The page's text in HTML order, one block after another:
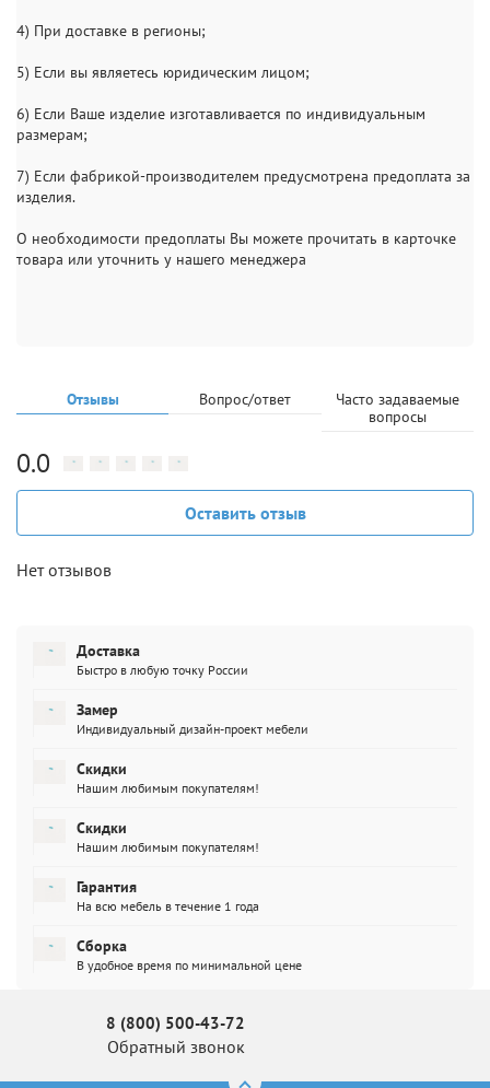
4) При доставке в регионы;
5) Если вы являетесь юридическим лицом;
6) Если Ваше изделие изготавливается по индивидуальным
размерам;
7) Если фабрикой-производителем предусмотрена предоплата за
изделия.
О необходимости предоплаты Вы можете прочитать в карточке
товара или уточнить у нашего менеджера
Отзывы Вопрос/ответ
Часто задаваемые
вопросы
Нет отзывов
0.0
Оставить отзыв
Доставка
Быстро в любую точку России
Замер
Индивидуальный дизайн-проект мебели
Скидки
Нашим любимым покупателям!
Скидки
Нашим любимым покупателям!
Гарантия
На всю мебель в течение 1 года
Сборка
В удобное время по минимальной цене
8 (800) 500-43-72
Обратный звонок